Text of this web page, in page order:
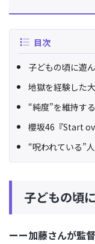
目次
子どもの頃に遊
地獄を経験した
“純度”を維持す
櫻坂46『Start
“呪われている”
子どもの頃
ーー加藤さんが監